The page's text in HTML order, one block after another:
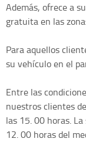
Además, ofrece a
gratuita en las
Para aquellos
su vehículo en el
Entre las
nuestros clientes
las 15. 00 horas.
12. 00 horas del